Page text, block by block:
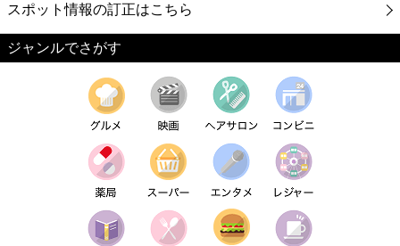
スポット情報の訂正はこちら
ジャンルでさがす